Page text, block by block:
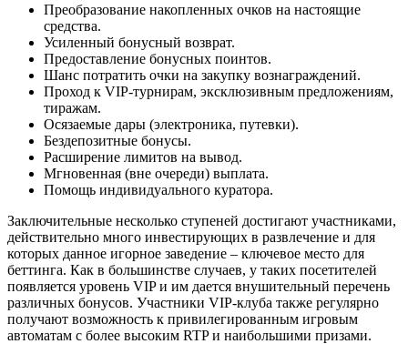
Преобразование накопленных очков на настоящие
средства.
Усиленный бонусный возврат.
Предоставление бонусных поинтов.
Шанс потратить очки на закупку вознаграждений.
Проход к VIP-турнирам, эксклюзивным предложениям,
тиражам.
Осязаемые дары (электроника, путевки).
Бездепозитные бонусы.
Расширение лимитов на вывод.
Мгновенная (вне очереди) выплата.
Помощь индивидуального куратора.
Заключительные несколько ступеней достигают участниками,
действительно много инвестирующих в развлечение и для
которых данное игорное заведение – ключевое место для
беттинга. Как в большинстве случаев, у таких посетителей
появляется уровень VIP и им дается внушительный перечень
различных бонусов. Участники VIP-клуба также регулярно
получают возможность к привилегированным игровым
автоматам с более высоким RTP и наибольшими призами.